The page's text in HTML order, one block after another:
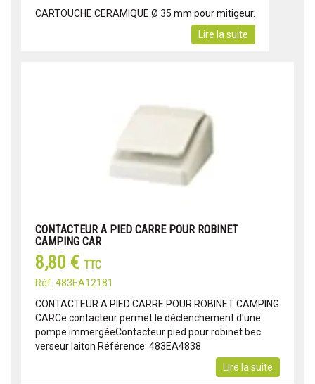
CARTOUCHE CERAMIQUE Ø 35 mm pour mitigeur.
Lire la suite
CONTACTEUR A PIED CARRE POUR ROBINET
CAMPING CAR
8,80 € TTC
Réf: 483EA12181
CONTACTEUR A PIED CARRE POUR ROBINET CAMPING
CARCe contacteur permet le déclenchement d'une
pompe immergéeContacteur pied pour robinet bec
verseur laiton Référence: 483EA4838
Lire la suite